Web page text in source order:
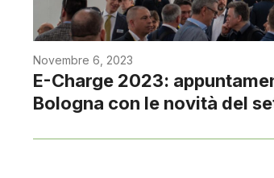
Novembre 6, 2023
E-Charge 2023:
Bologna con le novità del